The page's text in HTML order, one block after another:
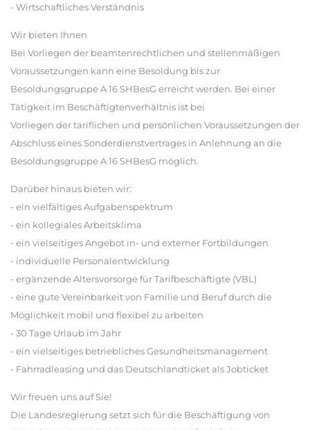
- Wirtschaftliches Verständnis
Wir bieten Ihnen
Bei Vorliegen der beamtenrechtlichen und stellenmäßigen
Voraussetzungen kann eine Besoldung bis zur
Besoldungsgruppe A 16 SHBesG erreicht werden. Bei einer
Tätigkeit im Beschäftigtenverhältnis ist bei
Vorliegen der tariflichen und persönlichen Voraussetzungen der
Abschluss eines Sonderdienstvertrages in Anlehnung an die
Besoldungsgruppe A 16 SHBesG möglich.
Darüber hinaus bieten wir:
- ein vielfältiges Aufgabenspektrum
- ein kollegiales Arbeitsklima
- ein vielseitiges Angebot in- und externer Fortbildungen
- individuelle Personalentwicklung
- ergänzende Altersvorsorge für Tarifbeschäftigte (VBL)
- eine gute Vereinbarkeit von Familie und Beruf durch die
Möglichkeit mobil und flexibel zu arbeiten
- 30 Tage Urlaub im Jahr
- ein vielseitiges betriebliches Gesundheitsmanagement
- Fahrradleasing und das Deutschlandticket als Jobticket
Wir freuen uns auf Sie!
Die Landesregierung setzt sich für die Beschäftigung von